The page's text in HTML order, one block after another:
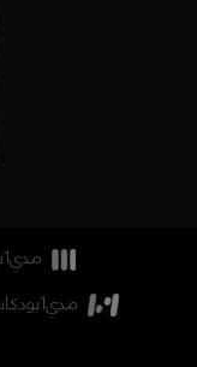
مدي1نيوز
مدي1بودكاست